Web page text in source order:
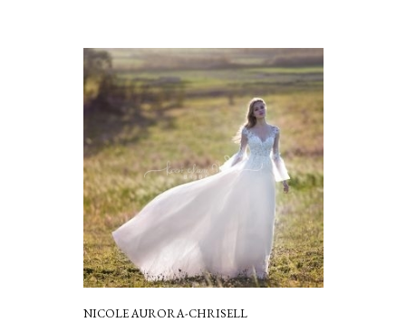
NICOLE AURORA-CHRISELL